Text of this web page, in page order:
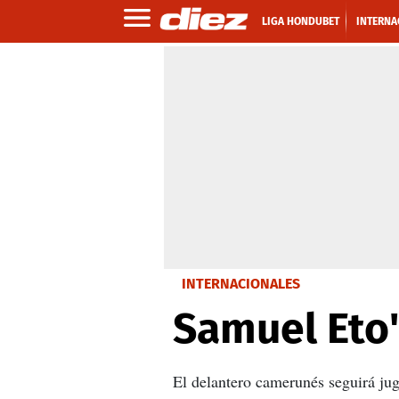
LIGA HONDUBET
INTERNACIONALES
Samuel
El delantero camerunés seguirá